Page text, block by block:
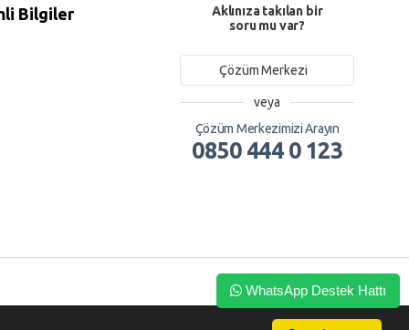
Bilgiler
Aklınıza takılan bir
soru mu var?
Çözüm Merkezi
veya
Çözüm Merkezimizi Arayın
0850 444 0 123
WhatsApp Destek Hattı